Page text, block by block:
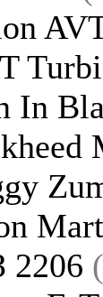
In
2206